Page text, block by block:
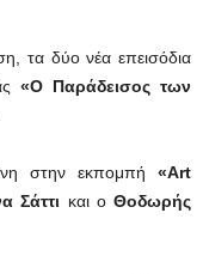
τα δύο νέα επεισόδια
«Ο Παράδεισος των
στην εκπομπή «Art
Σάττι και οΘοδωρής